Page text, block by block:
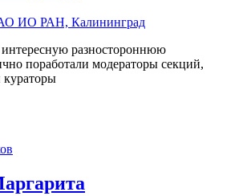
ИО РАН, Калининград
интересную разностороннюю
поработали модераторы секций,